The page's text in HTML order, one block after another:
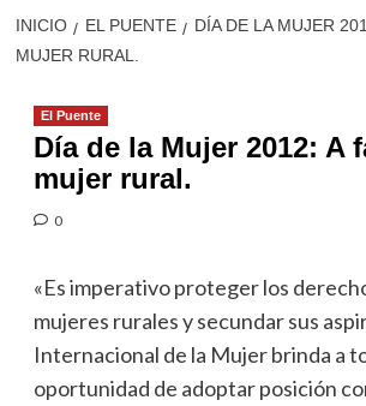
INICIO EL PUENTE
DÍA DE LA MUJER
MUJER RURAL.
El Puente
Día de la Mujer 2012: A
mujer rural.
0
«Es imperativo proteger los
mujeres rurales y secundar sus
Internacional de la Mujer brinda a
oportunidad de adoptar posición